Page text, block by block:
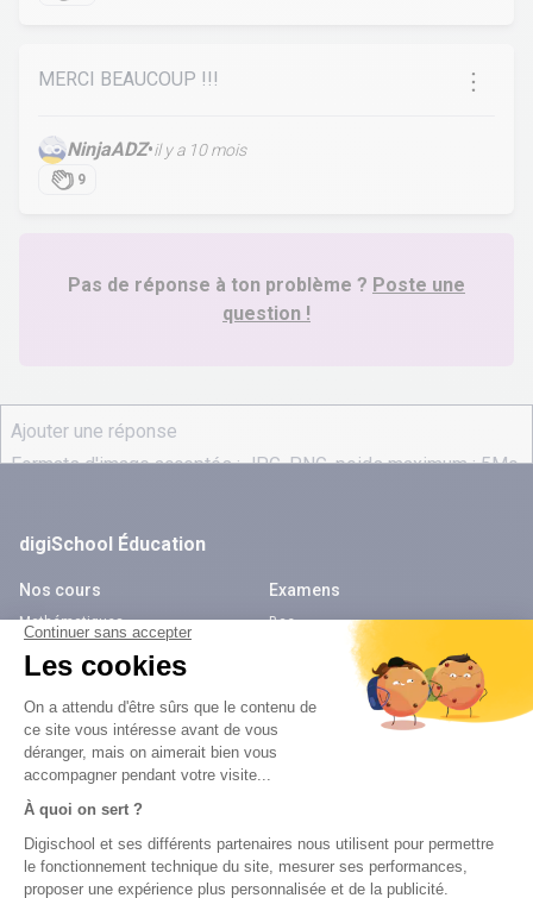
MERCI BEAUCOUP !!!
NinjaADZ•il y a 10 mois
9
Pas de réponse à ton problème ? Poste une
question !
digiSchool Éducation
Nos cours
Mathématiques
Histoire-géographie
SVT
Physique-Chimie
Examens
Bac
Brevet des collèges
Annales
Bac
Brevet des collèges